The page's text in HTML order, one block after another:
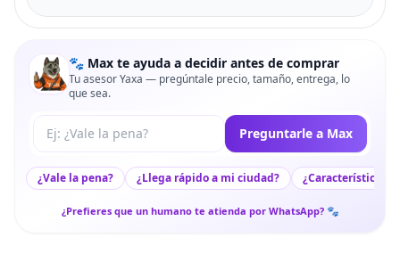
🐾 Max te ayuda a decidir antes de comprar
Tu asesor Yaxa — pregúntale precio, tamaño, entrega, lo
que sea.
Tu pregunta a Max Preguntarle a Max
¿Vale la pena? ¿Llega rápido a mi ciudad? ¿Características
¿Prefieres que un humano te atienda por WhatsApp? 🐾